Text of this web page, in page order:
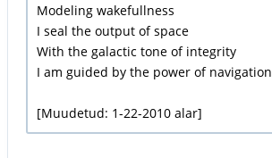
Modeling wakefullness
I seal the output of space
With the galactic tone of integrity
I am guided by the power of navigation
[Muudetud: 1-22-2010 alar]